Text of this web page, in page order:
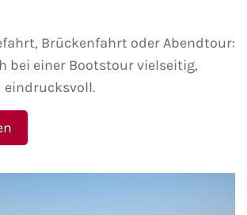
Brückenfahrt oder Abendtour:
bei einer Bootstour vielseitig,